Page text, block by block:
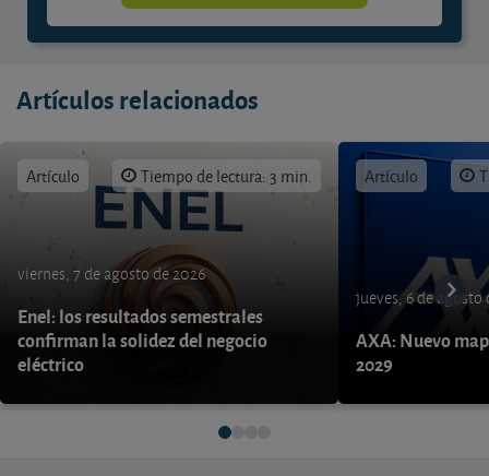
Artículos relacionados
Artículo Tiempo de lectura: 3 min.
viernes, 7 de agosto de 2026
Enel: los resultados semestrales
confirman la solidez del negocio
eléctrico
Artículo
jueves, 6 de agosto
AXA: Nuevo
2029